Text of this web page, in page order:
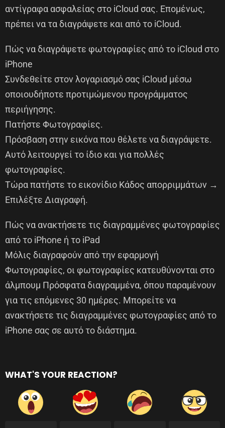
αντίγραφα ασφαλείας στο iCloud σας. Επομένως,
πρέπει να τα διαγράψετε και από το iCloud.
Πώς να διαγράψετε φωτογραφίες από το iCloud στο
iPhone
Συνδεθείτε στον λογαριασμό σας iCloud μέσω
οποιουδήποτε προτιμώμενου προγράμματος
περιήγησης.
Πατήστε Φωτογραφίες.
Πρόσβαση στην εικόνα που θέλετε να διαγράψετε.
Αυτό λειτουργεί το ίδιο και για πολλές
φωτογραφίες.
Τώρα πατήστε το εικονίδιο Κάδος απορριμμάτων →
Επιλέξτε Διαγραφή.
Πώς να ανακτήσετε τις διαγραμμένες φωτογραφίες
από το iPhone ή το iPad
Μόλις διαγραφούν από την εφαρμογή
Φωτογραφίες, οι φωτογραφίες κατευθύνονται στο
άλμπουμ Πρόσφατα διαγραμμένα, όπου παραμένουν
για τις επόμενες 30 ημέρες. Μπορείτε να
ανακτήσετε τις διαγραμμένες φωτογραφίες από το
iPhone σας σε αυτό το διάστημα.
WHAT'S YOUR REACTION?